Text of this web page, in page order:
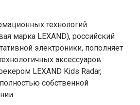
технологий
марка LEXAND), российский
электроники, пополняет
аксессуаров
LEXAND Kids Radar,
собственной